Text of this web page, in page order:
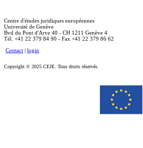
Centre d'études juridiques européennes
Université de Genève
Bvd du Pont d'Arve 40 - CH 1211 Genève 4
Tél. +41 22 379 84 90 - Fax +41 22 379 86 62
Contact | login
Copyright © 2025 CEJE. Tous droits réservés.